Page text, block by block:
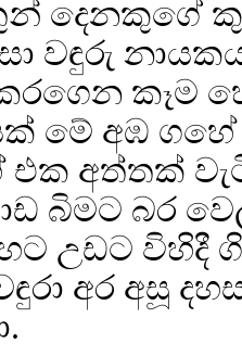
දෙනකුගේ
වඳුරු
කෑම
මේ අඹ ගහේ
අත්තක්
බිමට බර
උඩට විහිදී
අර අසූ